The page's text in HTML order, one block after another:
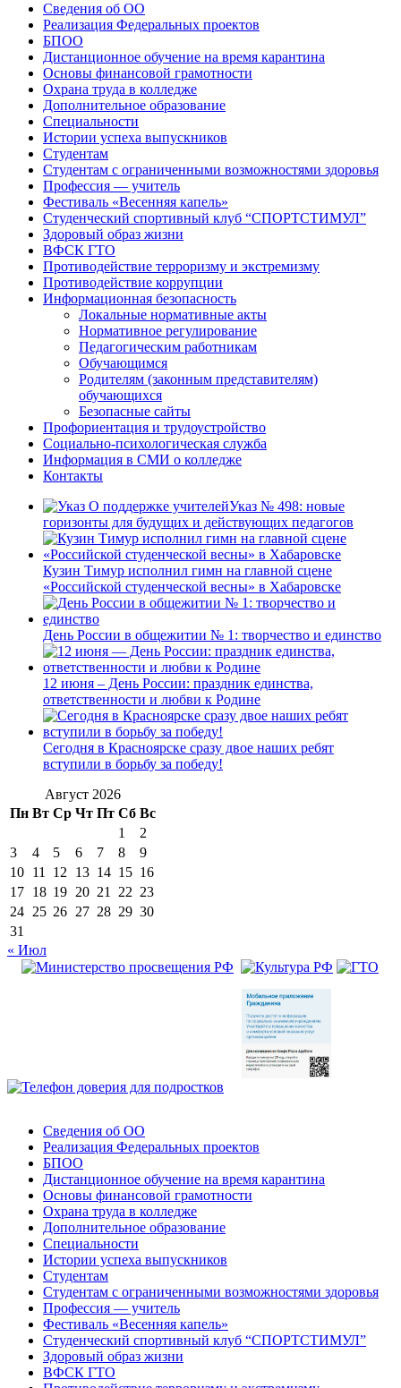
Сведения об ОО
Реализация Федеральных проектов
БПОО
Дистанционное обучение на время карантина
Основы финансовой грамотности
Охрана труда в колледже
Дополнительное образование
Специальности
Истории успеха выпускников
Студентам
Студентам с ограниченными возможностями здоровья
Профессия — учитель
Фестиваль «Весенняя капель»
Студенческий спортивный клуб “СПОРТСТИМУЛ”
Здоровый образ жизни
ВФСК ГТО
Противодействие терроризму и экстремизму
Противодействие коррупции
Информационная безопасность
Локальные нормативные акты
Нормативное регулирование
Педагогическим работникам
Обучающимся
Родителям (законным представителям)
обучающихся
Безопасные сайты
Профориентация и трудоустройство
Социально-психологическая служба
Информация в СМИ о колледже
Контакты
Указ № 498: новые
горизонты для будущих и действующих педагогов
Кузин Тимур исполнил гимн на главной сцене
«Российской студенческой весны» в Хабаровске
День России в общежитии № 1: творчество и единство
12 июня – День России: праздник единства,
ответственности и любви к Родине
Сегодня в Красноярске сразу двое наших ребят
вступили в борьбу за победу!
Август 2026
Пн Вт Ср Чт Пт Сб Вс
1
2
3
4 5 6 7 8
9
10 11 12 13 14 15 16
17 18 19 20 21 22 23
24 25 26 27 28 29 30
31
« Июл
Сведения об ОО
Реализация Федеральных проектов
БПОО
Дистанционное обучение на время карантина
Основы финансовой грамотности
Охрана труда в колледже
Дополнительное образование
Специальности
Истории успеха выпускников
Студентам
Студентам с ограниченными возможностями здоровья
Профессия — учитель
Фестиваль «Весенняя капель»
Студенческий спортивный клуб “СПОРТСТИМУЛ”
Здоровый образ жизни
ВФСК ГТО